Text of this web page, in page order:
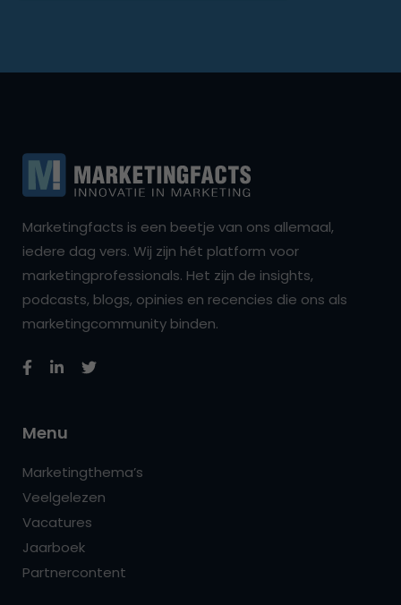
Marketingfacts is een beetje van ons allemaal,
iedere dag vers. Wij zijn hét platform voor
marketingprofessionals. Het zijn de insights,
podcasts, blogs, opinies en recencies die ons als
marketingcommunity binden.
Menu
Marketingthema’s
Veelgelezen
Vacatures
Jaarboek
Partnercontent